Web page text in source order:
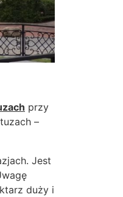
przy
–
Jest
duży i